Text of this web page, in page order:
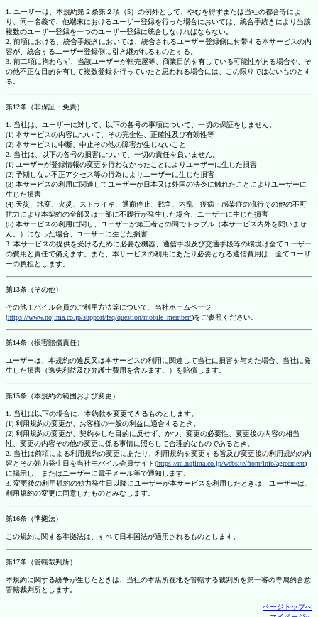
1. ユーザーは、本規約第２条第２項（5）の例外として、やむを得ずまたは当社の都合等によ
り、同一名義で、他端末におけるユーザー登録を行った場合においては、統合手続きにより当該
複数のユーザー登録を一つのユーザー登録に統合しなければならない。
2. 前項における、統合手続きにおいては、統合されるユーザー登録側に付帯する本サービスの内
容が、統合するユーザー登録側に引き継がれるものとする。
3. 前二項に拘わらず、当該ユーザーが転売屋等、商業目的を有している可能性がある場合や、そ
の他不正な目的を有して複数登録を行っていたと思われる場合には、この限りではないものとす
る。
第12条（非保証・免責）
1. 当社は、ユーザーに対して、以下の各号の事項について、一切の保証をしません。
(1) 本サービスの内容について、その完全性、正確性及び有効性等
(2) 本サービスに中断、中止その他の障害が生じないこと
2. 当社は、以下の各号の損害について、一切の責任を負いません。
(1) ユーザーが登録情報の変更を行わなかったことによりユーザーに生じた損害
(2) 予期しない不正アクセス等の行為によりユーザーに生じた損害
(3) 本サービスの利用に関連してユーザーが日本又は外国の法令に触れたことによりユーザーに
生じた損害
(4) 天災、地変、火災、ストライキ、通商停止、戦争、内乱、疫病・感染症の流行その他の不可
抗力により本契約の全部又は一部に不履行が発生した場合、ユーザーに生じた損害
(5) 本サービスの利用に関し、ユーザーが第三者との間でトラブル（本サービス内外を問いませ
ん。）になった場合、ユーザーに生じた損害
3. 本サービスの提供を受けるために必要な機器、通信手段及び交通手段等の環境は全てユーザー
の費用と責任で備えます。また、本サービスの利用にあたり必要となる通信費用は、全てユーザ
ーの負担とします。
第13条（その他）
その他モバイル会員のご利用方法等について、当社ホームページ
(https://www.nojima.co.jp/support/faq/question/mobile_member/)をご参照ください。
第14条（損害賠償責任）
ユーザーは、本規約の違反又は本サービスの利用に関連して当社に損害を与えた場合、当社に発
生した損害（逸失利益及び弁護士費用を含みます。）を賠償します。
第15条（本規約の範囲および変更）
1. 当社は以下の場合に、本約款を変更できるものとします。
(1) 利用規約の変更が、お客様の一般の利益に適合するとき。
(2) 利用規約の変更が、契約をした目的に反せず、かつ、変更の必要性、変更後の内容の相当
性、変更の内容その他の変更に係る事情に照らして合理的なものであるとき。
2. 当社は前項による利用規約の変更にあたり、利用規約を変更する旨及び変更後の利用規約の内
容とその効力発生日を当社モバイル会員サイト(https://m.nojima.co.jp/website/front/info/agreement)
に掲示し、またはユーザーに電子メール等で通知します。
3. 変更後の利用規約の効力発生日以降にユーザーが本サービスを利用したときは、ユーザーは、
利用規約の変更に同意したものとみなします。
第16条（準拠法）
この規約に関する準拠法は、すべて日本国法が適用されるものとします。
第17条（管轄裁判所）
本規約に関する紛争が生じたときは、当社の本店所在地を管轄する裁判所を第一審の専属的合意
管轄裁判所とします。
ページトップへ